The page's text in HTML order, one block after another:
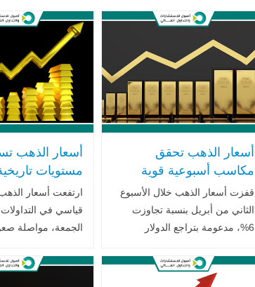
أسعار الذهب تحقق
مكاسب أسبوعية قوية
تتجاوز 6% وسط تراجع
الدولار وتصاعد التوترات
التجارية
قفزت أسعار الذهب خلال الأسبوع
الثاني من أبريل بنسبة تجاوزت
6%، مدعومة بتراجع الدولار
بين الولايات المتحدة والصين كما
تراجعت مؤشرات الدولار الأميركي
أسعار الذهب
مستويات
مخاوف حدوث
الاقتصاد العالمي
ارتفعت أسعار
قياسي في التداولات
الجمعة، مواصلة
الآمنة مدعوماً
حرب تجارية مريرة